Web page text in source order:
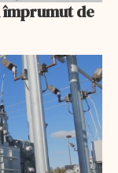
împrumut de